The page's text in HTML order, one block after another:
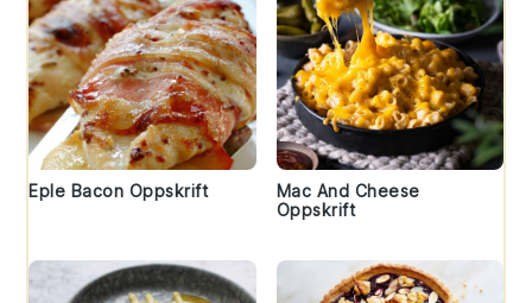
Eple Bacon Oppskrift
Mac And Cheese
Oppskrift